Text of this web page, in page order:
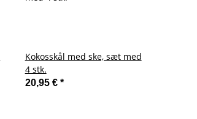
Kokosskål med ske, sæt med
4 stk.
20,95 € *